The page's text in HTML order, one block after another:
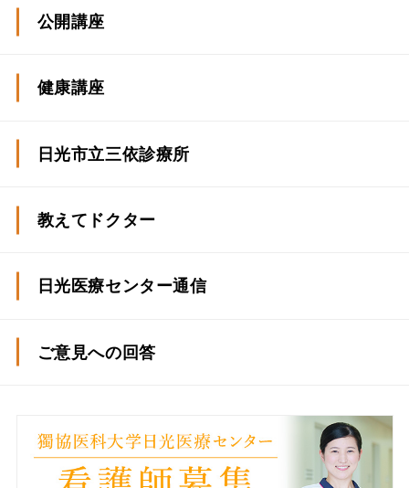
公開講座
健康講座
日光市立三依診療所
教えてドクター
日光医療センター通信
ご意見への回答